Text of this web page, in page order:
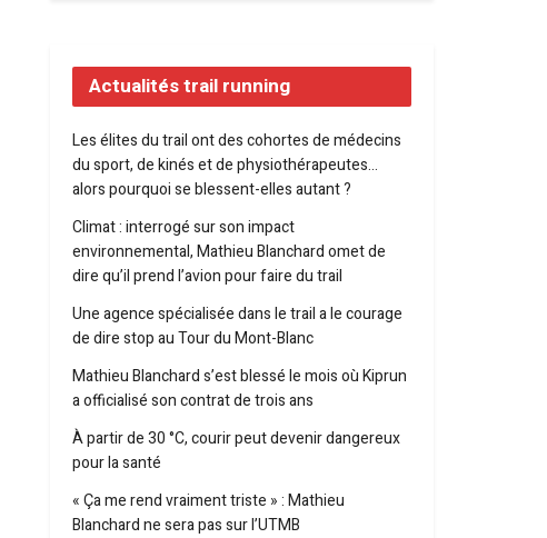
Actualités trail running
Les élites du trail ont des cohortes de médecins
du sport, de kinés et de physiothérapeutes…
alors pourquoi se blessent-elles autant ?
Climat : interrogé sur son impact
environnemental, Mathieu Blanchard omet de
dire qu’il prend l’avion pour faire du trail
Une agence spécialisée dans le trail a le courage
de dire stop au Tour du Mont-Blanc
Mathieu Blanchard s’est blessé le mois où Kiprun
a officialisé son contrat de trois ans
À partir de 30 °C, courir peut devenir dangereux
pour la santé
« Ça me rend vraiment triste » : Mathieu
Blanchard ne sera pas sur l’UTMB